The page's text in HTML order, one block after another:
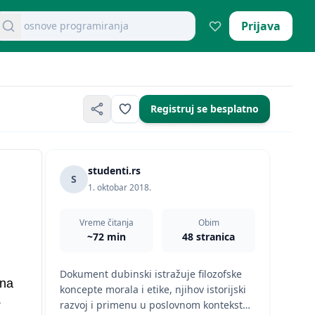
dokumente
mikroekonomija pitanja
Prijava
Registruj se besplatno
S
studenti.rs
1. oktobar 2018.
Vreme čitanja
~72 min
Obim
48 stranica
Dokument dubinski istražuje filozofske
koncepte morala i etike, njihov istorijski
razvoj i primenu u poslovnom kontekstu.